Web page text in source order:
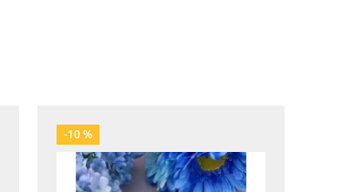
-10 %